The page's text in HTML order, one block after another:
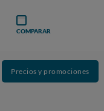
COMPARAR
Precios y promociones